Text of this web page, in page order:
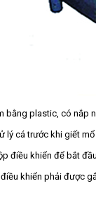
bằng plastic, có nắp
lý cá trước khi giết
điều khiển để bắt
khiển phải được